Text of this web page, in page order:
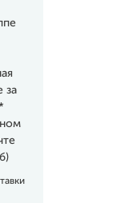
за